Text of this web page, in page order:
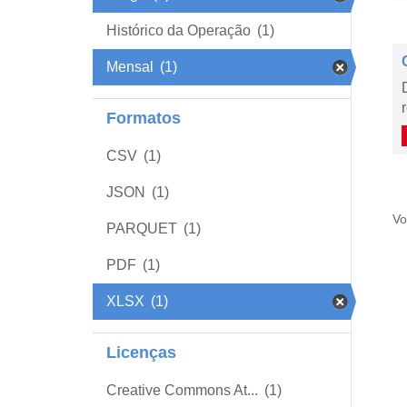
Histórico da Operação (1)
Mensal (1)
Formatos
CSV (1)
JSON (1)
PARQUET (1)
PDF (1)
XLSX (1)
Licenças
Creative Commons At... (1)